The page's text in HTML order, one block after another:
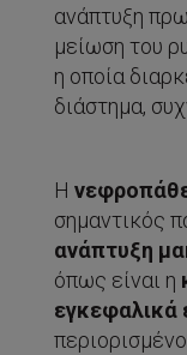
ανάπτυξη
μείωση του
η οποία
διάστημα,
Η
σημαντικός
ανάπτυξη
όπως είναι η
εγκεφαλικά